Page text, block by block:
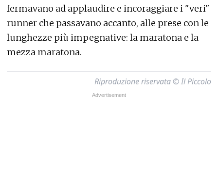
fermavano ad applaudire e incoraggiare i "veri"
runner che passavano accanto, alle prese con le
lunghezze più impegnative: la maratona e la
mezza maratona.
Riproduzione riservata © Il Piccolo